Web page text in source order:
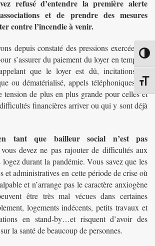
refusé d’entendre la première alerte
et de prendre des mesures
contre l’incendie à venir.
depuis constaté des pressions exercées de
s’assurer du paiement du loyer en temps et
que le loyer est dû, incitations au
ou dématérialisé, appels téléphoniques…),
tension de plus en plus grande pour celles et
financières arriver ou qui y sont déjà
tant que bailleur social n’est pas
devez ne pas rajouter de difficultés aux
logez durant la pandémie. Vous savez que les
et administratives en cette période de crise où
et n’arrange pas le caractère anxiogène
être très mal vécues dans certaines
logements indécents, petits travaux et
en stand-by…et risquent d’avoir des
la santé de beaucoup de personnes.